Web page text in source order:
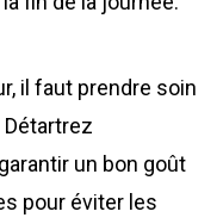
il faut prendre soin
un bon goût
pour éviter les